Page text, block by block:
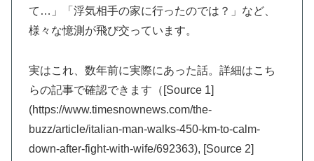
て…」「浮気相手の家に行ったのでは？」など、
様々な憶測が飛び交っています。
実はこれ、数年前に実際にあった話。詳細はこち
らの記事で確認できます（[Source 1]
(https://www.timesnownews.com/the-
buzz/article/italian-man-walks-450-km-to-calm-
down-after-fight-with-wife/692363), [Source 2]